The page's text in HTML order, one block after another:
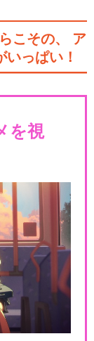
こその、
ア
っぱい！
を視